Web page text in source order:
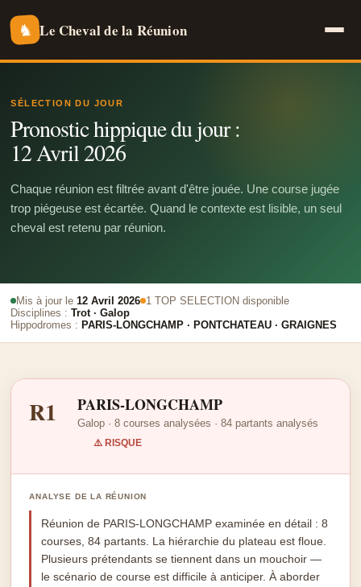
♞ Le Cheval de la Réunion
SÉLECTION DU JOUR
Pronostic hippique du jour :
12 Avril 2026
Chaque réunion est filtrée avant d'être jouée. Une course jugée
trop piégeuse est écartée. Quand le contexte est lisible, un seul
cheval est retenu par réunion.
Mis à jour le12 Avril 2026 1 TOP SELECTION disponible
Disciplines :Trot · Galop
Hippodromes : PARIS-LONGCHAMP · PONTCHATEAU · GRAIGNES
R1 PARIS-LONGCHAMP
Galop · 8 courses analysées · 84 partants analysés
⚠️ RISQUE
ANALYSE DE LA RÉUNION
Réunion de PARIS-LONGCHAMP examinée en détail : 8
courses, 84 partants. La hiérarchie du plateau est floue.
Plusieurs prétendants se tiennent dans un mouchoir —
le scénario de course est difficile à anticiper. À aborder